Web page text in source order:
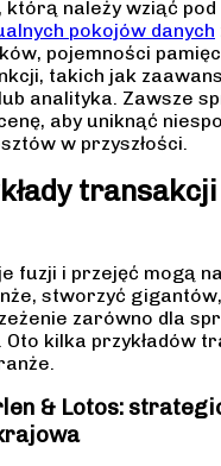
którą należy wziąć
pokojów danych
pojemności
takich jak
analityka. Zawsze
aby uniknąć
w przyszłości.
fuzji i przejęć mogą
stworzyć
zarówno dla
Oto kilka przykładów
& Lotos: